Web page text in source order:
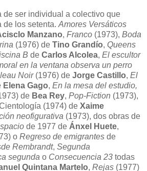
ser individual a colectivo que
de los setenta. Amores Versáticos
Manzano, Franco (1973), Boda
(1976) de Tino Grandío, Queens
B de Carlos Alcolea, El escultor
en la ventana observa un perro
Noir(1976) de Jorge Castillo, El
Elena Gago, En la mesa del estudio,
de Bea Rey, Pop-Fiction (1973),
(1974) de Xaime
neofigurativa (1973), dos obras de
de 1977 de Ánxel Huete,
o Regreso de emigrantes de
Rembrandt, Segunda
segunda o Consecuencia 23 todas
Quintana Martelo, Rejas (1977)